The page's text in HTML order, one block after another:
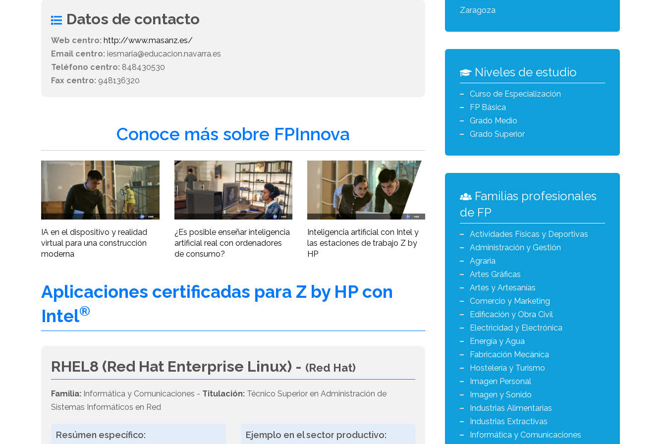
Datos de contacto
Web centro: http://www.masanz.es/
Email centro: iesmaria@educacion.navarra.es
Teléfono centro: 848430530
Fax centro: 948136320
Conoce más sobre FPInnova
IA en el dispositivo y realidad
virtual para una construcción
moderna
¿Es posible enseñar inteligencia
artificial real con ordenadores
de consumo?
Inteligencia artificial con Intel y
las estaciones de trabajo Z by
HP
Aplicaciones certificadas para Z by HP con
Intel®
RHEL8 (Red Hat Enterprise Linux) - (Red Hat)
Familia: Informática y Comunicaciones - Titulación: Técnico Superior en Administración de
Sistemas Informáticos en Red
Resúmen específico: Ejemplo en el sector productivo:
Zaragoza
Niveles de estudio
Curso de Especialización
FP Básica
Grado Medio
Grado Superior
Familias profesionales
de FP
Actividades Físicas y Deportivas
Administración y Gestión
Agraria
Artes Gráficas
Artes y Artesanías
Comercio y Marketing
Edificación y Obra Civil
Electricidad y Electrónica
Energía y Agua
Fabricación Mecánica
Hostelería y Turismo
Imagen Personal
Imagen y Sonido
Industrias Alimentarias
Industrias Extractivas
Informática y Comunicaciones